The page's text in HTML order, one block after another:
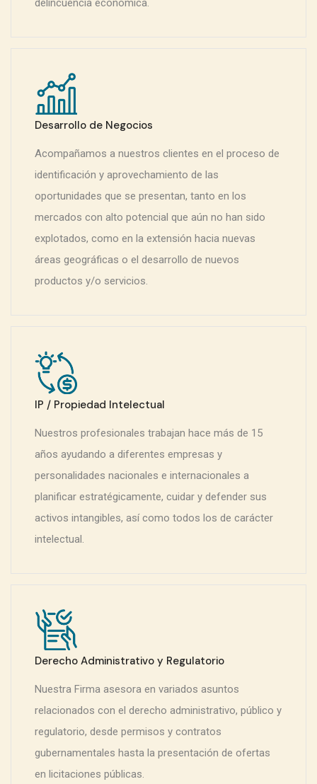
delincuencia económica.
Desarrollo de Negocios
Acompañamos a nuestros clientes en el proceso de
identificación y aprovechamiento de las
oportunidades que se presentan, tanto en los
mercados con alto potencial que aún no han sido
explotados, como en la extensión hacia nuevas
áreas geográficas o el desarrollo de nuevos
productos y/o servicios.
IP / Propiedad Intelectual
Nuestros profesionales trabajan hace más de 15
años ayudando a diferentes empresas y
personalidades nacionales e internacionales a
planificar estratégicamente, cuidar y defender sus
activos intangibles, así como todos los de carácter
intelectual.
Derecho Administrativo y Regulatorio
Nuestra Firma asesora en variados asuntos
relacionados con el derecho administrativo, público y
regulatorio, desde permisos y contratos
gubernamentales hasta la presentación de ofertas
en licitaciones públicas.